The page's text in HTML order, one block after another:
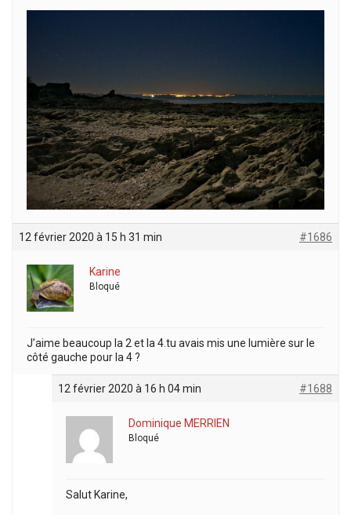
12 février 2020 à 15 h 31 min #1686
Karine
Bloqué
J’aime beaucoup la 2 et la 4.tu avais mis une lumière sur le
côté gauche pour la 4 ?
12 février 2020 à 16 h 04 min #1688
Dominique MERRIEN
Bloqué
Salut Karine,